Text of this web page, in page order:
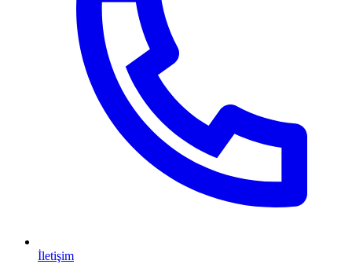
İletişim